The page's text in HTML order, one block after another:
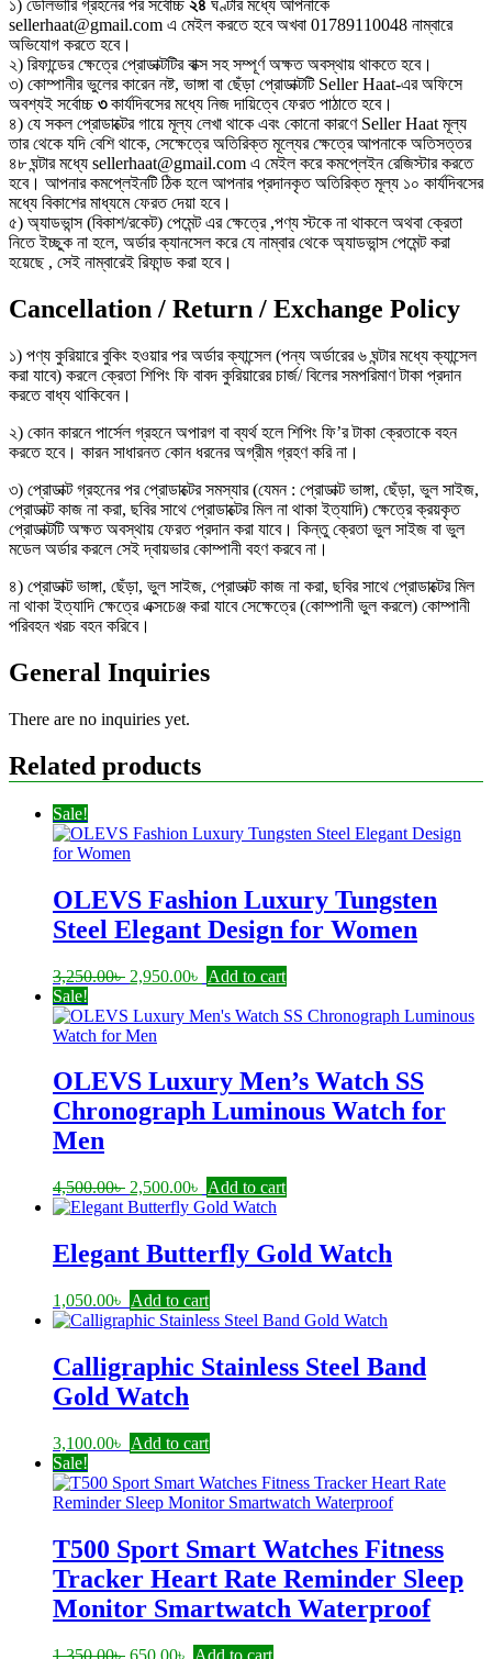
১) ডেলিভারি গ্রহনের পর সর্বোচ্চ ২৪ ঘণ্টার মধ্যে আপনাকে
sellerhaat@gmail.com এ মেইল করতে হবে অখবা 01789110048 নাম্বারে
অভিযোগ করতে হবে।
২) রিফান্ডের ক্ষেত্রে প্রোডাক্টটির বাক্স সহ সম্পূর্ণ অক্ষত অবস্থায় থাকতে হবে।
৩) কোম্পানীর ভুলের কারেন নষ্ট, ভাঙ্গা বা ছেঁড়া প্রোডাক্টটি Seller Haat-এর অফিসে
অবশ্যই সর্বোচ্চ ৩কার্যদিবসের মধ্যে নিজ দায়িত্বে ফেরত পাঠাতে হবে।
৪) যে সকল প্রোডাক্টের গায়ে মূল্য লেখা থাকে এবং কোনো কারণে Seller Haat মূল্য
তার থেকে যদি বেশি থাকে, সেক্ষেত্রে অতিরিক্ত মূল্যের ক্ষেত্রে আপনাকে অতিসত্তর
৪৮ ঘন্টার মধ্যে sellerhaat@gmail.com এ মেইল করে কমপ্লেইন রেজিস্টার করতে
হবে। আপনার কমপ্লেইনটি ঠিক হলে আপনার প্রদানকৃত অতিরিক্ত মূল্য ১০ কার্যদিবসের
মধ্যে বিকাশের মাধ্যমে ফেরত দেয়া হবে।
৫) অ্যাডভান্স (বিকাশ/রকেট) পেমেন্ট এর ক্ষেত্রে ,পণ্য স্টকে না থাকলে অথবা ক্রেতা
নিতে ইচ্ছুক না হলে, অর্ডার ক্যানসেল করে যে নাম্বার থেকে অ্যাডভান্স পেমেন্ট করা
হয়েছে , সেই নাম্বারেই রিফান্ড করা হবে।
Cancellation / Return / Exchange Policy
১) পণ্য কুরিয়ারে বুকিং হওয়ার পর অর্ডার ক্যান্সেল (পন্য অর্ডারের ৬ ঘন্টার মধ্যে ক্যান্সেল
করা যাবে) করলে ক্রেতা শিপিং ফি বাবদ কুরিয়ারের চার্জ/ বিলের সমপরিমাণ টাকা প্রদান
করতে বাধ্য থাকিবেন।
২) কোন কারনে পার্সেল গ্রহনে অপারগ বা ব্যর্থ হলে শিপিং ফি’র টাকা ক্রেতাকে বহন
করতে হবে। কারন সাধারনত কোন ধরনের অগ্রীম গ্রহণ করি না।
৩) প্রোডাক্ট গ্রহনের পর প্রোডাক্টের সমস্যার (যেমন : প্রোডাক্ট ভাঙ্গা, ছেঁড়া, ভুল সাইজ,
প্রোডাক্ট কাজ না করা, ছবির সাথে প্রোডাক্টের মিল না থাকা ইত্যাদি) ক্ষেত্রে ক্রয়কৃত
প্রোডাক্টটি অক্ষত অবস্থায় ফেরত প্রদান করা যাবে। কিন্তু ক্রেতা ভুল সাইজ বা ভুল
মডেল অর্ডার করলে সেই দ্বায়ভার কোম্পানী বহণ করবে না।
৪) প্রোডাক্ট ভাঙ্গা, ছেঁড়া, ভুল সাইজ, প্রোডাক্ট কাজ না করা, ছবির সাথে প্রোডাক্টের মিল
না থাকা ইত্যাদি ক্ষেত্রে এক্সচেঞ্জ করা যাবে সেক্ষেত্রে (কোম্পানী ভুল করলে) কোম্পানী
পরিবহন খরচ বহন করিবে।
General Inquiries
There are no inquiries yet.
Related products
Sale!
OLEVS Fashion Luxury Tungsten
Steel Elegant Design for Women
3,250.00৳ Original
was:
3,250.00৳ .
2,950.00৳
Current
is:
Add to cart
Sale!
OLEVS Luxury Men’s Watch SS
Chronograph Luminous Watch for
Men
4,500.00৳ Original
price
4,500.00৳ .
2,500.00৳
Current
price
2,500.00৳ .
Add to cart
Elegant Butterfly Gold Watch
1,050.00৳ Add to cart
Calligraphic Stainless Steel Band
Gold Watch
3,100.00৳ Add to cart
Sale!
T500 Sport Smart Watches Fitness
Tracker Heart Rate Reminder Sleep
Monitor Smartwatch Waterproof
1,350.00৳ Original
650.00৳
Current
Add to cart